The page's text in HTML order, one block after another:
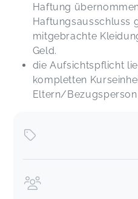
Haftung
Haftungsausschluss
mitgebrachte
Geld.
die Aufsichtspflicht
kompletten
Eltern/Bezugsperson